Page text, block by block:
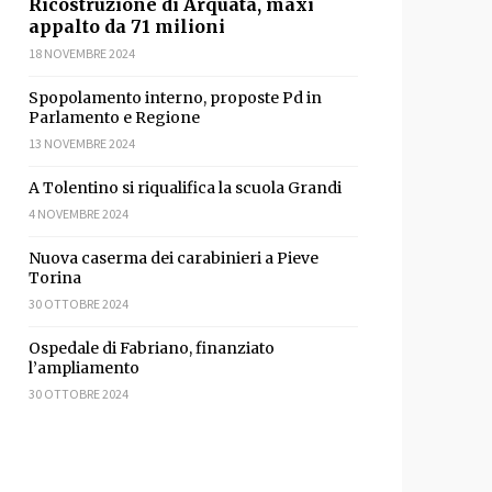
Ricostruzione di Arquata, maxi
appalto da 71 milioni
18 NOVEMBRE 2024
Spopolamento interno, proposte Pd in
Parlamento e Regione
13 NOVEMBRE 2024
A Tolentino si riqualifica la scuola Grandi
4 NOVEMBRE 2024
Nuova caserma dei carabinieri a Pieve
Torina
30 OTTOBRE 2024
Ospedale di Fabriano, finanziato
l’ampliamento
30 OTTOBRE 2024